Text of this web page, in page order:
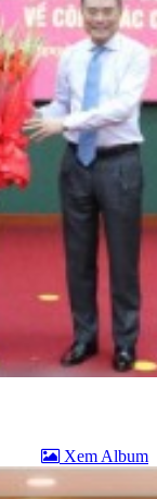
Xem Album